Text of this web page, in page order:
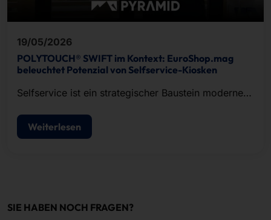
19/05/2026
POLYTOUCH® SWIFT im Kontext: EuroShop.mag
beleuchtet Potenzial von Selfservice-Kiosken
Selfservice ist ein strategischer Baustein moderner
Weiterlesen
SIE HABEN NOCH FRAGEN?